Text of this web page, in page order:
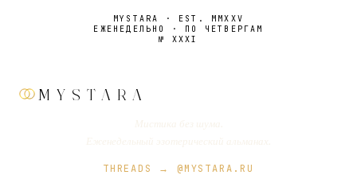
MYSTARA · EST. MMXXV
ЕЖЕНЕДЕЛЬНО · ПО ЧЕТВЕРГАМ
№ XXXI
MYSTARA
THREADS → @MYSTARA.RU